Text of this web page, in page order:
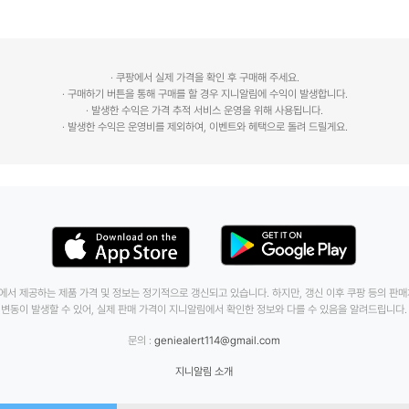
· 쿠팡에서 실제 가격을 확인 후 구매해 주세요.
· 구매하기 버튼을 통해 구매를 할 경우 지니알림에 수익이 발생합니다.
· 발생한 수익은 가격 추적 서비스 운영을 위해 사용됩니다.
서 제공하는 제품 가격 및 정보는 정기적으로 갱신되고 있습니다. 하지만, 갱신 이후 쿠팡 등의 판
변동이 발생할 수 있어, 실제 판매 가격이 지니알림에서 확인한 정보와 다를 수 있음을 알려드립니다.
문의 :geniealert114@gmail.com
지니알림 소개